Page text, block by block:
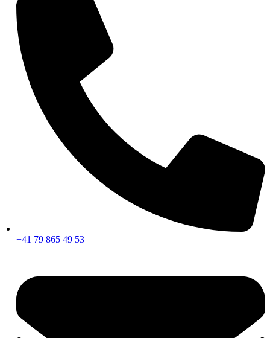
+41 79 865 49 53